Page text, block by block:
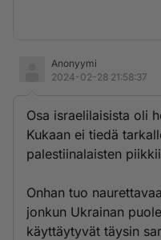
Anonyymi
2024-02-28 21:58:37
Osa israelilaisista oli
Kukaan ei tiedä
palestiinalaisten
Onhan tuo
jonkun Ukrainan
käyttäytyvät täysin